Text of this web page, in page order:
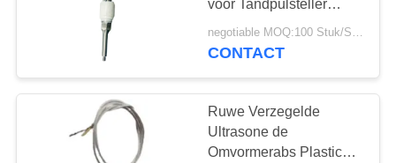
voor Tandpulsteller
Ultrasone
Reinigingsmachine
negotiable MOQ:100 Stuk/Stukken
CONTACT
Ruwe Verzegelde
Ultrasone de
Omvormerabs Plastic